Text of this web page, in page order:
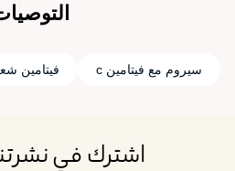
سيروم مع فيتامين c فيتامين
اشترك في نشرتنا